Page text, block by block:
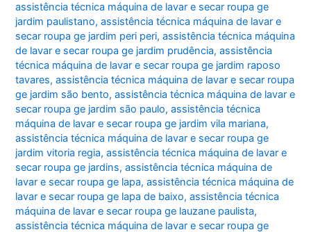
assistência técnica máquina de lavar e secar roupa ge
jardim paulistano,assistência técnica máquina de lavar e
secar roupa ge jardim peri peri,assistência técnica máquina
de lavar e secar roupa ge jardim prudência,assistência
técnica máquina de lavar e secar roupa ge jardim raposo
tavares,assistência técnica máquina de lavar e secar roupa
ge jardim são bento,assistência técnica máquina de lavar e
secar roupa ge jardim são paulo,assistência técnica
máquina de lavar e secar roupa ge jardim vila mariana,
assistência técnica máquina de lavar e secar roupa ge
jardim vitoria regia,assistência técnica máquina de lavar e
secar roupa ge jardins,assistência técnica máquina de
lavar e secar roupa ge lapa,assistência técnica máquina de
lavar e secar roupa ge lapa de baixo,assistência técnica
máquina de lavar e secar roupa ge lauzane paulista,
assistência técnica máquina de lavar e secar roupa ge